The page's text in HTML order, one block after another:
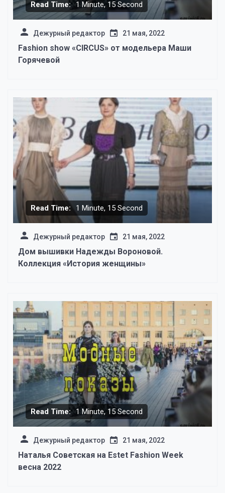
Read Time: 1 Minute, 15 Second
Дежурный редактор 21 мая, 2022
Fashion show «CIRCUS» от модельера Маши
Горячевой
Read Time: 1 Minute, 15 Second
Дежурный редактор 21 мая, 2022
Дом вышивки Надежды Вороновой.
Коллекция «История женщины»
Read Time: 1 Minute, 15 Second
Дежурный редактор 21 мая, 2022
Наталья Советская на Estet Fashion Week
весна 2022